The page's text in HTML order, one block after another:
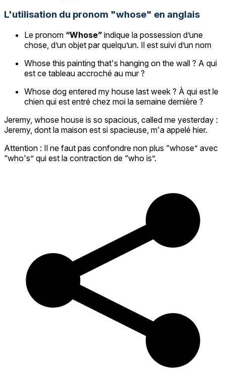
L'utilisation du pronom "whose" en anglais
Le pronom “Whose” indique la possession d’une
chose, d’un objet par quelqu’un. Il est suivi d’un nom
Whose this painting that's hanging on the wall ? A qui
est ce tableau accroché au mur ?
Whose dog entered my house last week ? À qui est le
chien qui est entré chez moi la semaine dernière ?
Jeremy, whose house is so spacious, called me yesterday :
Jeremy, dont la maison est si spacieuse, m'a appelé hier.
Attention : Il ne faut pas confondre non plus “whose” avec
“who's” qui est la contraction de “who is”.